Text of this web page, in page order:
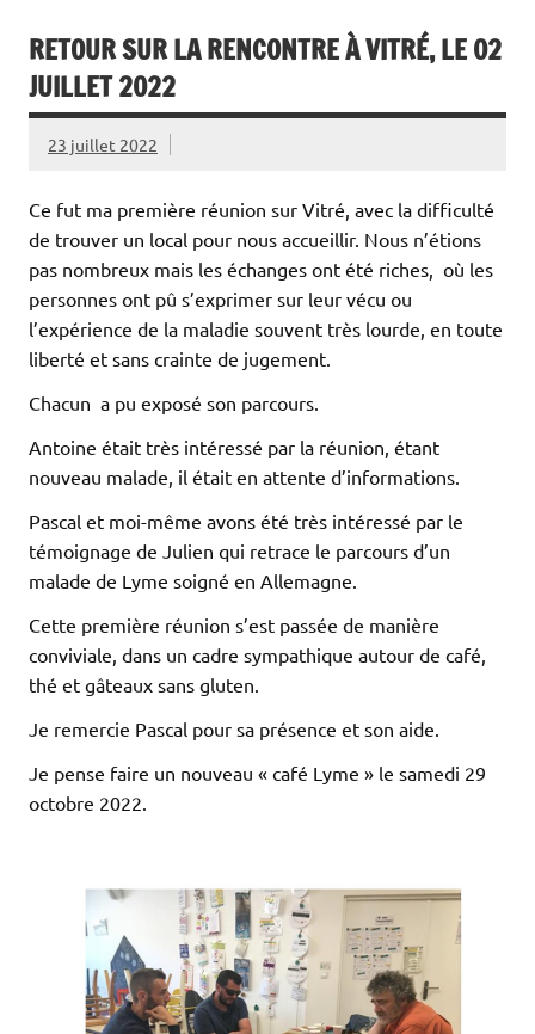
RETOUR SUR LA RENCONTRE À VITRÉ, LE 02
JUILLET 2022
23 juillet 2022
Ce fut ma première réunion sur Vitré, avec la difficulté
de trouver un local pour nous accueillir. Nous n’étions
pas nombreux mais les échanges ont été riches, où les
personnes ont pû s’exprimer sur leur vécu ou
l’expérience de la maladie souvent très lourde, en toute
liberté et sans crainte de jugement.
Chacun a pu exposé son parcours.
Antoine était très intéressé par la réunion, étant
nouveau malade, il était en attente d’informations.
Pascal et moi-même avons été très intéressé par le
témoignage de Julien qui retrace le parcours d’un
malade de Lyme soigné en Allemagne.
Cette première réunion s’est passée de manière
conviviale, dans un cadre sympathique autour de café,
thé et gâteaux sans gluten.
Je remercie Pascal pour sa présence et son aide.
Je pense faire un nouveau « café Lyme » le samedi 29
octobre 2022.